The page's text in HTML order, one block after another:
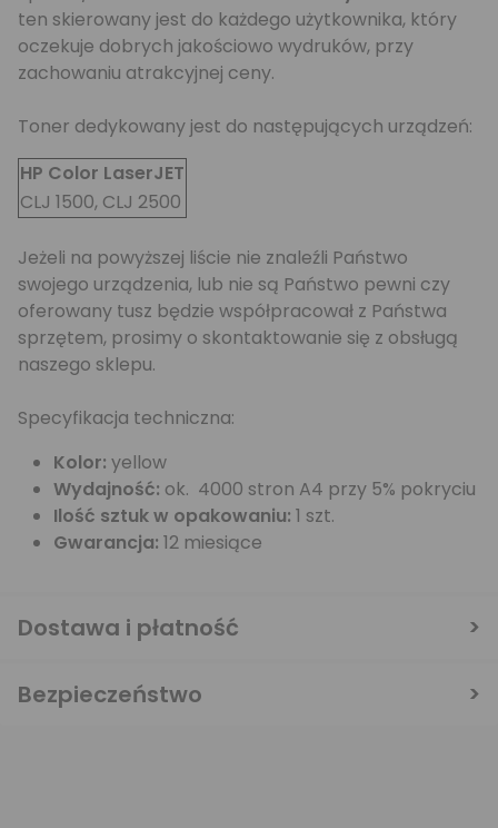
ten skierowany jest do każdego użytkownika, który
oczekuje dobrych jakościowo wydruków, przy
zachowaniu atrakcyjnej ceny.
Toner dedykowany jest do następujących urządzeń:
HP Color LaserJET
CLJ 1500, CLJ 2500
Jeżeli na powyższej liście nie znaleźli Państwo
swojego urządzenia, lub nie są Państwo pewni czy
oferowany tusz będzie współpracował z Państwa
sprzętem, prosimy o skontaktowanie się z obsługą
naszego sklepu.
Specyfikacja techniczna:
Kolor: yellow
Wydajność: ok. 4000 stron A4 przy 5% pokryciu
Ilość sztuk w opakowaniu: 1 szt.
Gwarancja: 12 miesiące
Dostawa i płatność
Bezpieczeństwo